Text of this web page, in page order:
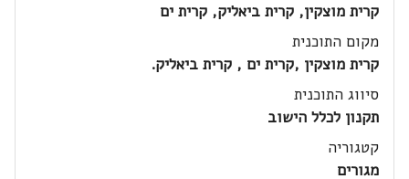
קרית מוצקין, קרית ביאליק, קרית ים
מקום התוכנית
קרית מוצקין ,קרית ים , קרית ביאליק.
סיווג התוכנית
תקנון לכלל הישוב
קטגוריה
מגורים